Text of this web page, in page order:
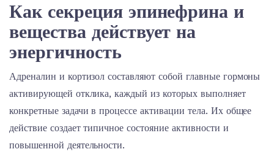
Как секреция эпинефрина и
вещества действует на
энергичность
Адреналин и кортизол составляют собой главные гормоны
активирующей отклика, каждый из которых выполняет
конкретные задачи в процессе активации тела. Их общее
действие создает типичное состояние активности и
повышенной деятельности.